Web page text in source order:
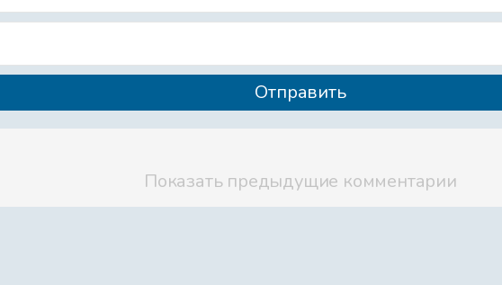
Файл 13
Файл 14
Показать предыдущие комментарии